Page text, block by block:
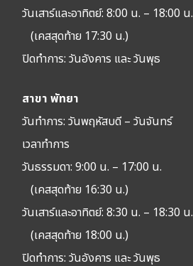
วันเสาร์และอาทิตย์: 8:00 น. – 18:00 น.
(เคสสุดท้าย 17:30 น.)
ปิดทำการ:วันอังคาร และ วันพุธ
สาขา พัทยา
วันทำการ: วันพฤหัสบดี – วันจันทร์
เวลาทำการ
วันธรรมดา: 9:00 น. – 17:00 น.
(เคสสุดท้าย 16:30 น.)
วันเสาร์และอาทิตย์: 8:30 น. – 18:30 น.
(เคสสุดท้าย 18:00 น.)
ปิดทำการ:วันอังคาร และ วันพุธ